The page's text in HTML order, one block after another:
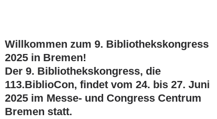
Willkommen zum 9. Bibliothekskongress
2025 in Bremen!
Der 9. Bibliothekskongress, die
113.BiblioCon, findet vom 24. bis 27. Juni
2025 im Messe- und Congress Centrum
Bremen statt.